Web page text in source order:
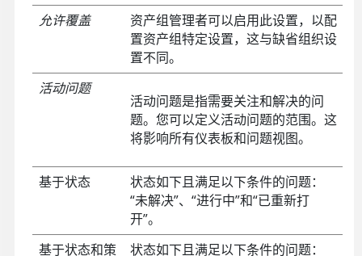
允许覆盖
资产组管理者可以启用此设置，以配
置资产组特定设置，这与缺省组织设
置不同。
活动问题
活动问题是指需要关注和解决的问
题。您可以定义活动问题的范围。这
将影响所有仪表板和问题视图。
基于状态
状态如下且满足以下条件的问题：
“未解决”、“进行中”和“已重新打
开”。
基于状态和策
状态如下且满足以下条件的问题：